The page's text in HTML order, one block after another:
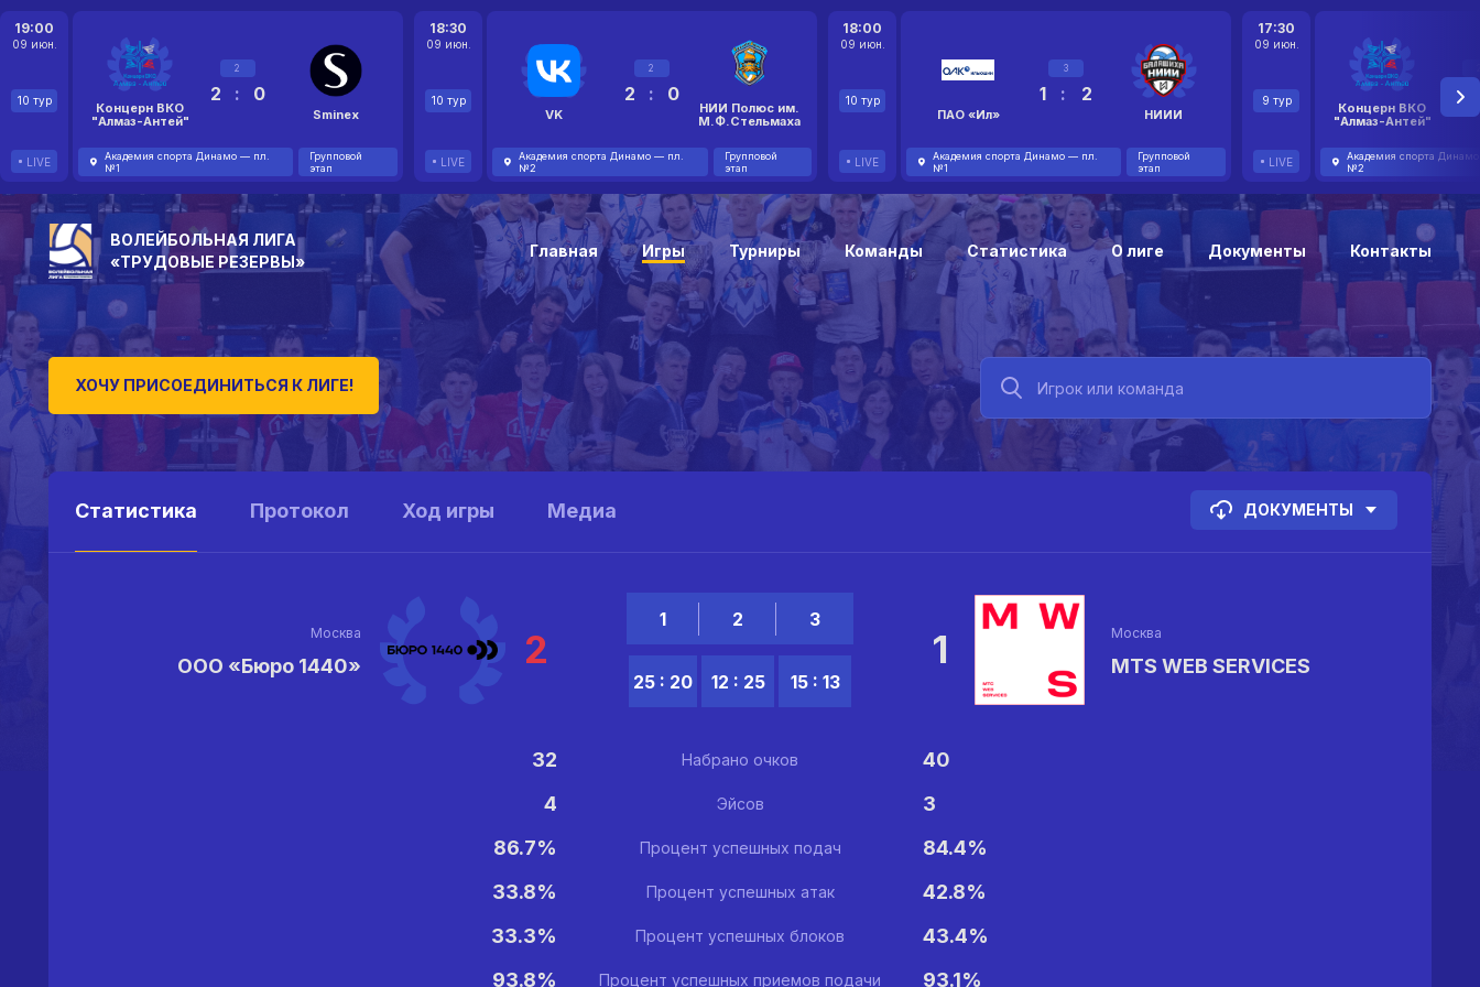
19:00
09 июн.
10 тур
LIVE
Концерн ВКО
"Алмаз-Антей"
2
2 : 0
Sminex
Академия спорта Динамо — пл.
№1
Групповой
этап
18:30
09 июн.
10 тур
LIVE
VK
2
2 : 0
НИИ Полюс им.
М.Ф.Стельмаха
Академия спорта Динамо — пл.
№2
Групповой
этап
18:00
09 июн.
10 тур
LIVE
ПАО «Ил»
3
1 : 2
НИИИ
Академия спорта Динамо — пл.
№1
Групповой
этап
17:30
09 июн.
9 тур
LIVE
Концерн ВКО
"Алмаз-Антей"
2
Академия спорта
№2
ВОЛЕЙБОЛЬНАЯ ЛИГА
«ТРУДОВЫЕ РЕЗЕРВЫ»
Главная Игры Турниры Команды Статистика О лиге Документы Контакты
ХОЧУ ПРИСОЕДИНИТЬСЯ К ЛИГЕ!
Статистика Протокол Ход игры Медиа ДОКУМЕНТЫ
Москва
ООО «Бюро 1440» 2
1
25 : 20
2
12 : 25
3
15 : 13
Москва
MTS WEB SERVICES
1
32 Набрано очков
40
4
Эйсов
3
86.7%
Процент успешных подач
84.4%
33.8%
Процент успешных атак
42.8%
33.3%
Процент успешных блоков
43.4%
93.8%
Процент успешных приемов подачи 93.1%